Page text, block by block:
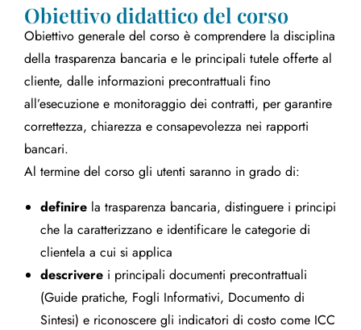
Obiettivo didattico del corso
Obiettivo generale del corso è comprendere la disciplina
della trasparenza bancaria e le principali tutele offerte al
cliente, dalle informazioni precontrattuali fino
all’esecuzione e monitoraggio dei contratti, per garantire
correttezza, chiarezza e consapevolezza nei rapporti
bancari.
Al termine del corso gli utenti saranno in grado di:
definire la trasparenza bancaria, distinguere i principi
che la caratterizzano e identificare le categorie di
clientela a cui si applica
descrivere i principali documenti precontrattuali
(Guide pratiche, Fogli Informativi, Documento di
Sintesi) e riconoscere gli indicatori di costo come ICC